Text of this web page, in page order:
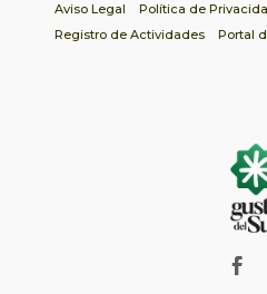
Aviso Legal Política de
Registro de Actividades
Portal